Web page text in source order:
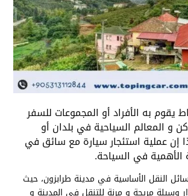
به الأفراد أو المجموعات للسفر
و المعالم السياحية في بلدان أو
إن عملية استئجار سيارة مع سائق في
الأهمية في السياحة.
النقل الأساسية في مدينة طرابزون، حيث
وسيلة مريحة و مرنة للتنقل في المدينة و